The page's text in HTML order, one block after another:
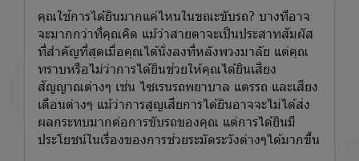
คุณใช้การได้ยินมากแค่ไหนในขณะขับรถ? บางทีอาจ
จะมากกว่าที่คุณคิด แม้ว่าสายตาจะเป็นประสาทสัมผัส
ที่สำคัญที่สุดเมื่อคุณได้นั่งลงที่หลังพวงมาลัย แต่คุณ
ทราบหรือไม่ว่าการได้ยินช่วยให้คุณได้ยินเสียง
สัญญาณต่างๆ เช่น ไซเรนรถพยาบาล แตรรถ และเสียง
เตือนต่างๆ แม้ว่าการสูญเสียการได้ยินอาจจะไม่ได้ส่ง
ผลกระทบมากต่อการขับรถของคุณ แต่การได้ยินมี
ประโยชน์ในเรื่องของการช่วยระมัดระวังต่างๆได้มากขึ้น